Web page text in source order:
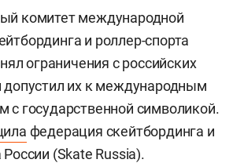
комитет международной
и роллер-спорта
ограничения с российских
допустил их к международным
с государственной символикой.
федерация скейтбординга и
(Skate Russia).